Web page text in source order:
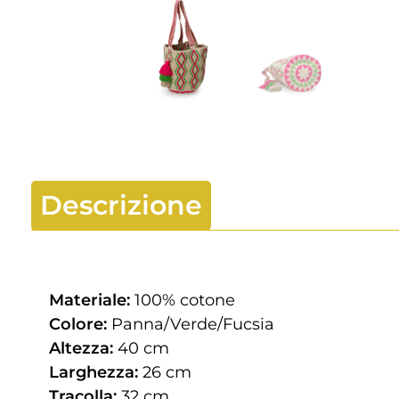
Descrizione
Materiale: 100% cotone
Colore: Panna/Verde/Fucsia
Altezza: 40 cm
Larghezza: 26 cm